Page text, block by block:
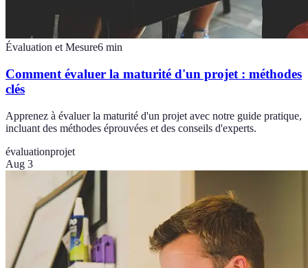
Évaluation et Mesure6 min
Comment évaluer la maturité d'un projet : méthodes
clés
Apprenez à évaluer la maturité d'un projet avec notre guide pratique,
incluant des méthodes éprouvées et des conseils d'experts.
évaluationprojet
Aug 3